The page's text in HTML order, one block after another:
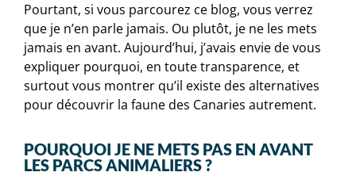
Pourtant, si vous parcourez ce blog, vous verrez
que je n’en parle jamais. Ou plutôt, je ne les mets
jamais en avant. Aujourd’hui, j’avais envie de vous
expliquer pourquoi, en toute transparence, et
surtout vous montrer qu’il existe des alternatives
pour découvrir la faune des Canaries autrement.
POURQUOI JE NE METS PAS EN AVANT
LES PARCS ANIMALIERS ?